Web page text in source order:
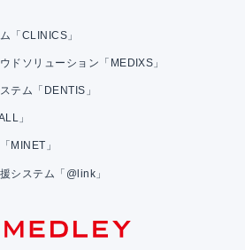
「CLINICS」
ドソリューション「MEDIXS」
テム「DENTIS」
」
MINET」
システム「@link」